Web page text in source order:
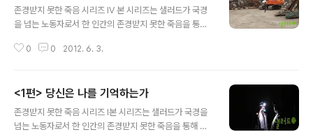
통해 입국했다가 사망한 베트남 이주여성의 일기를 모티브
로 만든 창작공연 ‘란의 일기’ 에 한국인 피해 남성 당사들
서 병행적으로 진행되며 양쪽의 공연 장면은 스마트폰과
존경받지 못한 죽음 시리즈 Ⅳ 본 시리즈는 샐러드가 국경
을 넘는 노동자로서 한 인간의 존경받지 못한 죽음을 통해
4편의 작품으로 완성될 이 시리즈는 한국인 파독광부의 죽
경계인의 이야기로 마무리된다. 난민 ▪▪▪▪▪▪ 공포 는 4
월 25일 오후 3시 서울역에서 시작된다. 샐러드가 ‘난
민’을 주제로한 창작 워크숍의 결과물로 서울역에서 가벼
0 0 2012. 6. 3.
<1편> 당신은 나를 기억하는가
존경받지 못한 죽음 시리즈 Ⅰ본 시리즈는 샐러드가 국경을
넘는 노동자로서 한 인간의 존경받지 못한 죽음을 통해 이